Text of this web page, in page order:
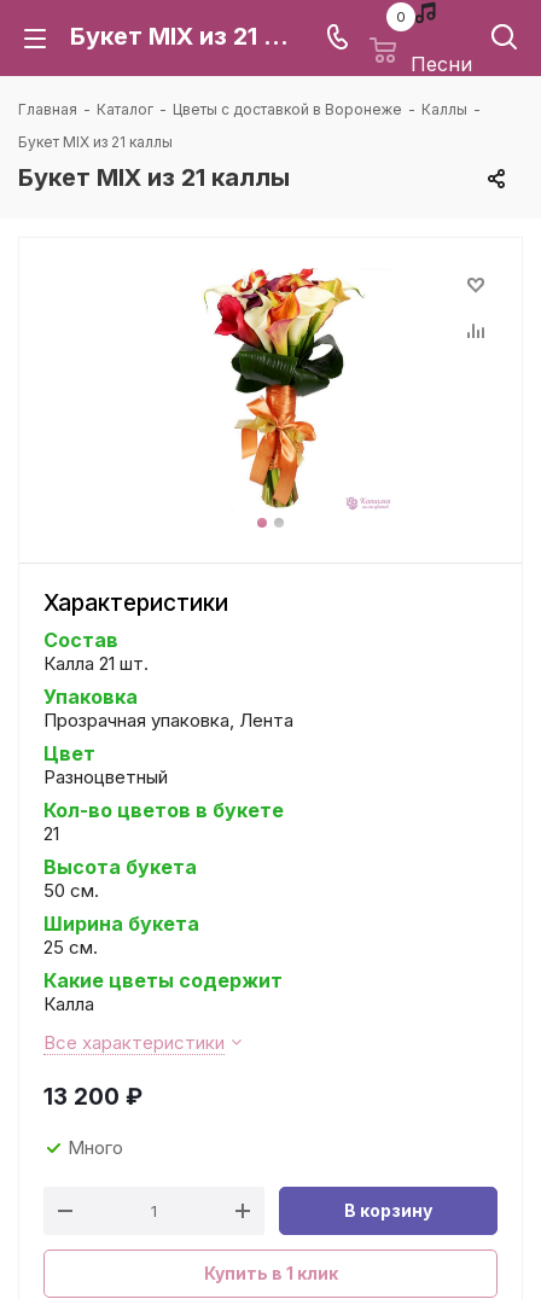
Букет MIX из 21 каллы: цена и доставка в Воронеже | Каталея
0
Песни
Главная - Каталог - Цветы с доставкой в Воронеже - Каллы -
Букет MIX из 21 каллы
Букет MIX из 21 каллы
Характеристики
Состав
Калла 21 шт.
Упаковка
Прозрачная упаковка, Лента
Цвет
Разноцветный
Кол-во цветов в букете
21
Высота букета
50 см.
Ширина букета
25 см.
Какие цветы содержит
Калла
Все характеристики
13 200 ₽
Много
В корзину
Купить в 1 клик